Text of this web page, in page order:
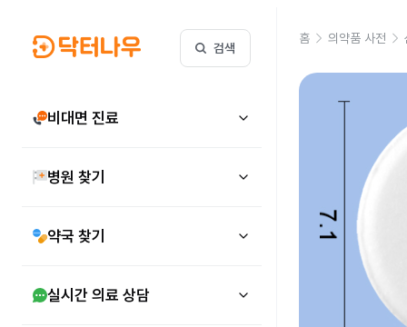
검색
비대면 진료
병원 찾기
약국 찾기
실시간 의료 상담
홈 의약품 사전